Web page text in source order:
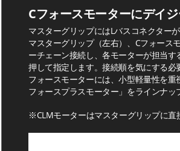
Cフォースモーターにデイ
マスターグリップにはLバスコネクター
マスターグリップ（左右）、Cフォース
ーチェーン接続し、各モーターが担当
押して指定します。接続順を気にする
フォースモーターには、小型軽量性を
フォースプラスモーター」をラインナッ
※CLMモーターはマスターグリップに直